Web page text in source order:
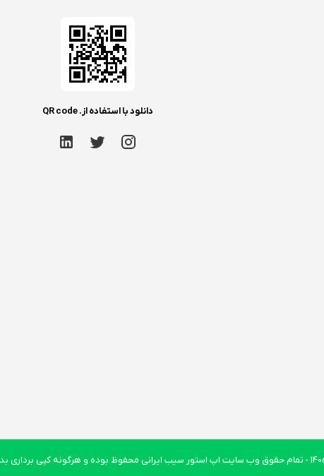
دانلود با استفاده از. QR code
- تمام حقوق وب سایت اپ استور سیب ایرانی محفوظ بوده و هرگونه کپی برداری